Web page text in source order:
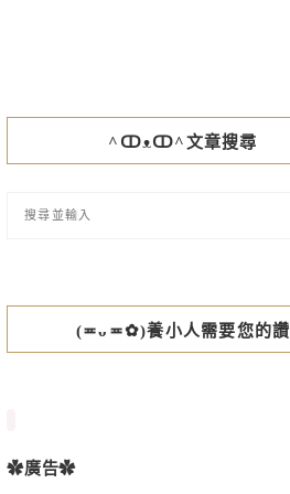
^ↀᴥↀ^文章搜尋
(≖ᴗ≖✿)養小人需要您的讚
✿廣告✿